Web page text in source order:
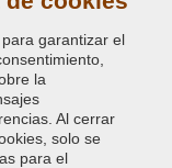
IVA incluido
garantizar el
la
Al cerrar
solo se
para el